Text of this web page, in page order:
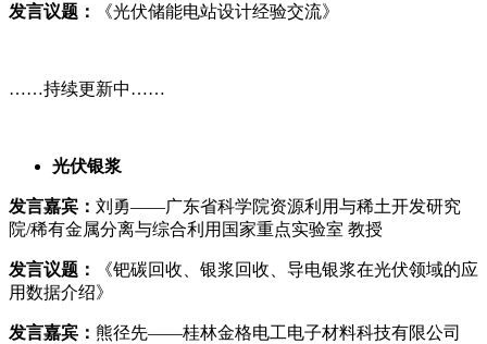
发言议题： 《光伏储能电站设计经验交流》
……持续更新中……
光伏银浆
发言嘉宾： 刘勇——广东省科学院资源利用与稀土开发研究
院/稀有金属分离与综合利用国家重点实验室 教授
发言议题：
《钯碳回收、银浆回收、导电银浆在光伏领域的应
用数据介绍》
发言嘉宾： 熊径先——桂林金格电工电子材料科技有限公司